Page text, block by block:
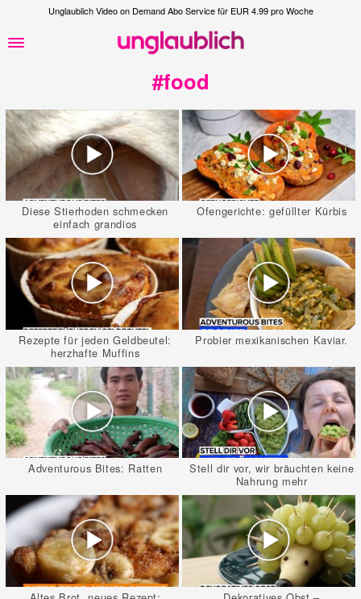
Unglaublich Video on Demand Abo Service für EUR 4.99 pro Woche
#food
Diese Stierhoden schmecken
einfach grandios
Ofengerichte: gefüllter Kürbis
Rezepte für jeden Geldbeutel:
herzhafte Muffins
Probier mexikanischen Kaviar.
Adventurous Bites: Ratten
Stell dir vor, wir bräuchten keine
Nahrung mehr